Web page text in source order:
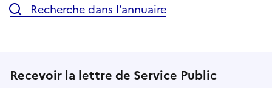
Recherche dans l’annuaire
Recevoir la lettre de Service Public